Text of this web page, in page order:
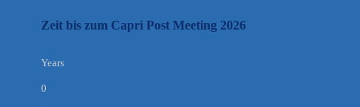
Zeit bis zum Capri Post Meeting 2026
Years
0